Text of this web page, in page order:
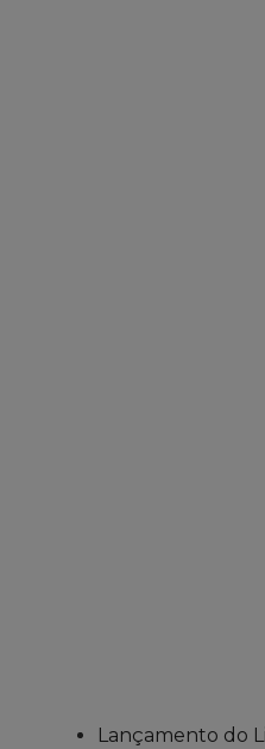
Lançamento do